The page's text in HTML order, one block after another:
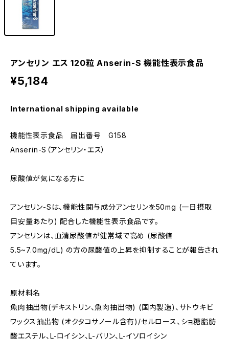
アンセリン エス 120粒 Anserin-S 機能性表示食品
¥5,184
International shipping available
機能性表示食品 届出番号 G158
Anserin-S（アンセリン・エス）
尿酸値が気になる方に
アンセリン-Sは、機能性関与成分アンセリンを50mg (一日摂取
目安量あたり) 配合した機能性表示食品です。
アンセリンは、血清尿酸値が健常域で高め (尿酸値
5.5~7.0mg/dL) の方の尿酸値の上昇を抑制することが報告され
ています。
原材料名
魚肉抽出物(デキストリン、魚肉抽出物) (国内製造)、サトウキビ
ワックス抽出物 (オクタコサノール含有)/セルロース、ショ糖脂肪
酸エステル、L-ロイシン、L-バリン、L-イソロイシン